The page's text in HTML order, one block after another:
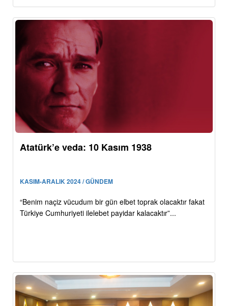
Atatürk’e veda: 10 Kasım 1938
KASIM-ARALIK 2024 / GÜNDEM
“Benim naçiz vücudum bir gün elbet toprak olacaktır fakat
Türkiye Cumhuriyeti ilelebet payidar kalacaktır”...